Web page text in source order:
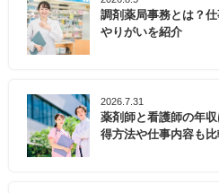
調剤薬局事務とは？
やりがいを紹介
2026.7.31
薬剤師と看護師の年
得方法や仕事内容も